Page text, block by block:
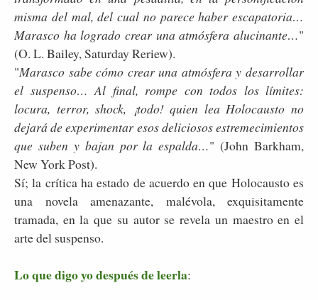
misma del mal, del cual no parece haber escapatoria…
Marasco ha logrado crear una atmósfera alucinante…"
(O. L. Bailey, Saturday Reriew).
"Marasco sabe cómo crear una atmósfera y desarrollar
el suspenso… Al final, rompe con todos los límites:
locura, terror, shock, ¡todo! quien lea Holocausto no
dejará de experimentar esos deliciosos estremecimientos
que suben y bajan por la espalda…" (John Barkham,
New York Post).
Sí; la crítica ha estado de acuerdo en que Holocausto es
una novela amenazante, malévola, exquisitamente
tramada, en la que su autor se revela un maestro en el
arte del suspenso.
Lo que digo yo después de leerla: